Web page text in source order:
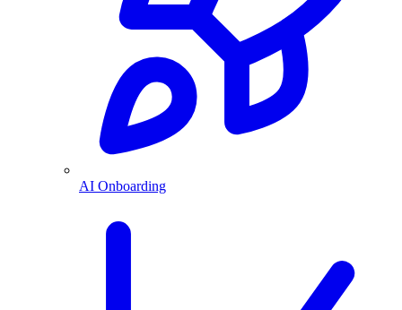
AI Onboarding